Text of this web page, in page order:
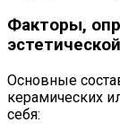
Факторы,
Основные
керамических
себя: